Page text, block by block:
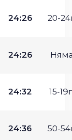
24:26 20-
24:26
24:32 15-
24:36 50-